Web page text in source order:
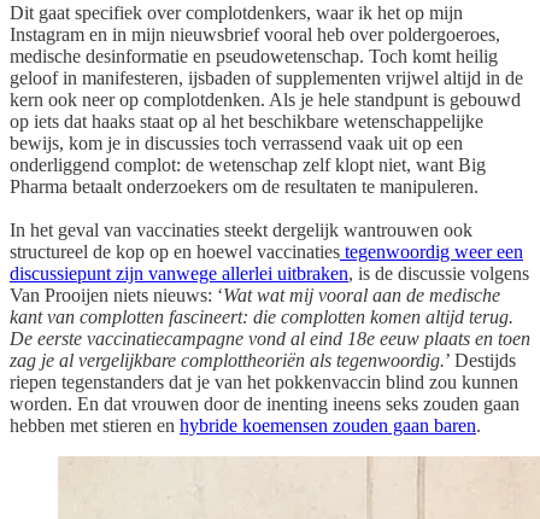
Dit gaat specifiek over complotdenkers, waar ik het op mijn
Instagram en in mijn nieuwsbrief vooral heb over poldergoeroes,
medische desinformatie en pseudowetenschap. Toch komt heilig
geloof in manifesteren, ijsbaden of supplementen vrijwel altijd in de
kern ook neer op complotdenken. Als je hele standpunt is gebouwd
op iets dat haaks staat op al het beschikbare wetenschappelijke
bewijs, kom je in discussies toch verrassend vaak uit op een
onderliggend complot: de wetenschap zelf klopt niet, want Big
Pharma betaalt onderzoekers om de resultaten te manipuleren.
In het geval van vaccinaties steekt dergelijk wantrouwen ook
structureel de kop op en hoewel vaccinaties tegenwoordig weer een
discussiepunt zijn vanwege allerlei uitbraken, is de discussie volgens
Van Prooijen niets nieuws: ‘Wat wat mij vooral aan de medische
kant van complotten fascineert: die complotten komen altijd terug.
De eerste vaccinatiecampagne vond al eind 18e eeuw plaats en toen
zag je al vergelijkbare complottheoriën als tegenwoordig.’ Destijds
riepen tegenstanders dat je van het pokkenvaccin blind zou kunnen
worden. En dat vrouwen door de inenting ineens seks zouden gaan
hebben met stieren en hybride koemensen zouden gaan baren.